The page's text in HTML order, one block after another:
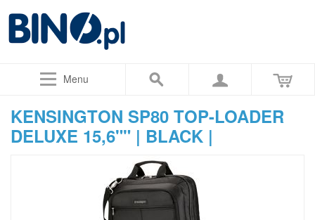
Menu
KENSINGTON SP80 TOP-LOADER
DELUXE 15,6"" | BLACK |